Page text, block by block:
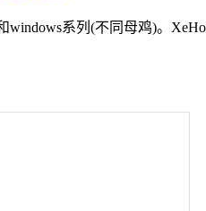
系列(不同母鸡)。